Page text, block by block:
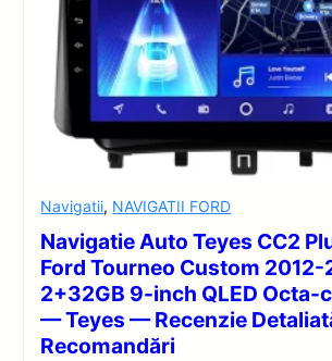
Navigatii, NAVIGATII FORD
Navigatie Auto Teyes CC2
Ford Tourneo Custom
2+32GB 9-inch QLED Octa-
— Teyes — Recenzie
Recomandări